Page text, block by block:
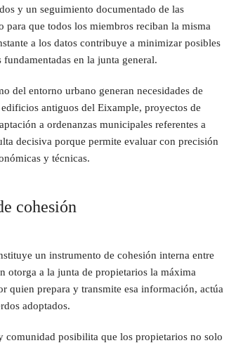
y un seguimiento documentado de las
que todos los miembros reciban la misma
a los datos contribuye a minimizar posibles
en la junta general.
del entorno urbano generan necesidades de
antiguos del Eixample, proyectos de
a ordenanzas municipales referentes a
decisiva porque permite evaluar con precisión
y técnicas.
cohesión
un instrumento de cohesión interna entre
otorga a la junta de propietarios la máxima
quien prepara y transmite esa información, actúa
adoptados.
posibilita que los propietarios no solo